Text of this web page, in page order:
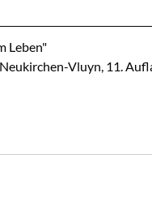
Leben"
Vluyn, 11.